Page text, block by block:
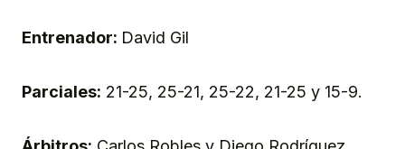
Entrenador: David Gil
Parciales: 21-25, 25-21, 25-22, 21-25 y 15-9.